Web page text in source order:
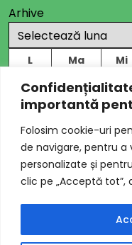
importantă
Folosim cookie-uri
de navigare, pentru
personalizate și
clic pe „Acceptă
Arhive
L Ma Mi
3
4 5
10
11 12
17
18 19
24
25 26
31